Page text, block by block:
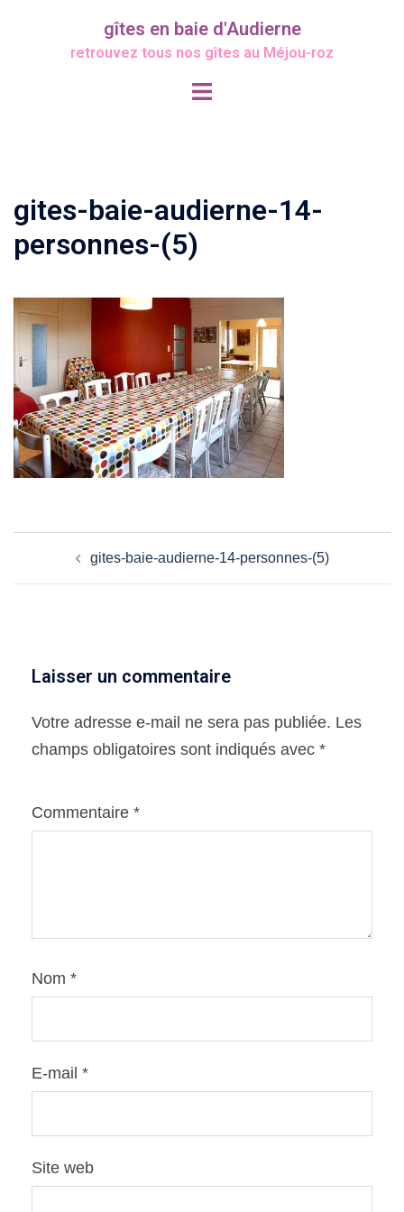
gîtes en baie d'Audierne
retrouvez tous nos gîtes au Méjou-roz
Ouvrir/fermer
gites-baie-audierne-14-
personnes-(5)
d’articlegites-baie-audierne-14-personnes-(5)
Laisser un commentaire
Votre adresse e-mail ne sera pas publiée. Les
champs obligatoires sont indiqués avec *
Commentaire *
Nom *
E-mail *
Site web